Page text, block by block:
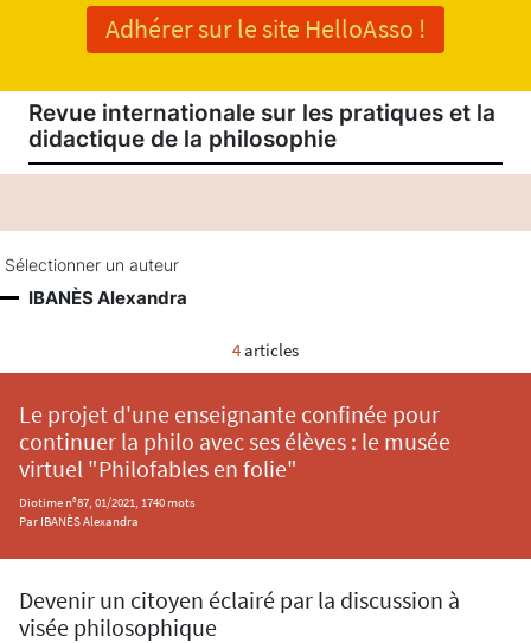
Adhérer sur le site HelloAsso !
Revue internationale sur les pratiques et la
didactique de la philosophie
Sélectionner un auteur
IBANÈS Alexandra
4articles
Le projet d'une enseignante confinée pour
continuer la philo avec ses élèves : le musée
virtuel "Philofables en folie"
Diotime n°87, 01/2021, 1740 mots
Par IBANÈS Alexandra
Devenir un citoyen éclairé par la discussion à
visée philosophique